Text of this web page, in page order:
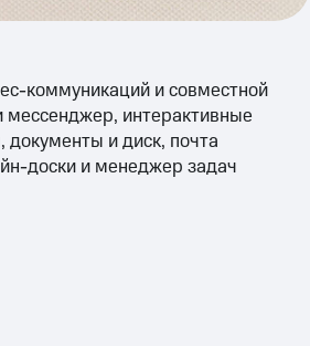
коммуникаций и совместной
мессенджер, интерактивные
документы и диск, почта
доски и менеджер задач